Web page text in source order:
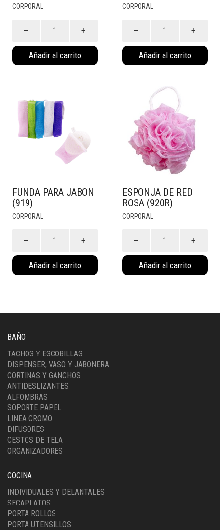
CORPORAL
Patas
Cristal
(969)
Añadir al carrito
CORPORAL
Red
Blanca
(920B)
Añadir al carrito
FUNDA PARA JABON
(919)
CORPORAL
Jabon
(919)
cantidad
Añadir al carrito
ESPONJA DE RED
ROSA (920R)
CORPORAL
Red
Rosa
(920R)
Añadir al carrito
BAÑO
TACHOS Y ESCOBILLAS
DISPENSER, VASO Y JABONERA
CORTINAS Y GANCHOS
ANTIDESLIZANTES
ALFOMBRAS
SOPORTE PAPEL
LINEA CROMO
DIFUSORES
CESTOS DE TELA
ORGANIZADORES
COCINA
INDIVIDUALES Y DELANTALES
SECAPLATOS
PORTA ROLLOS
PORTA UTENSILLOS